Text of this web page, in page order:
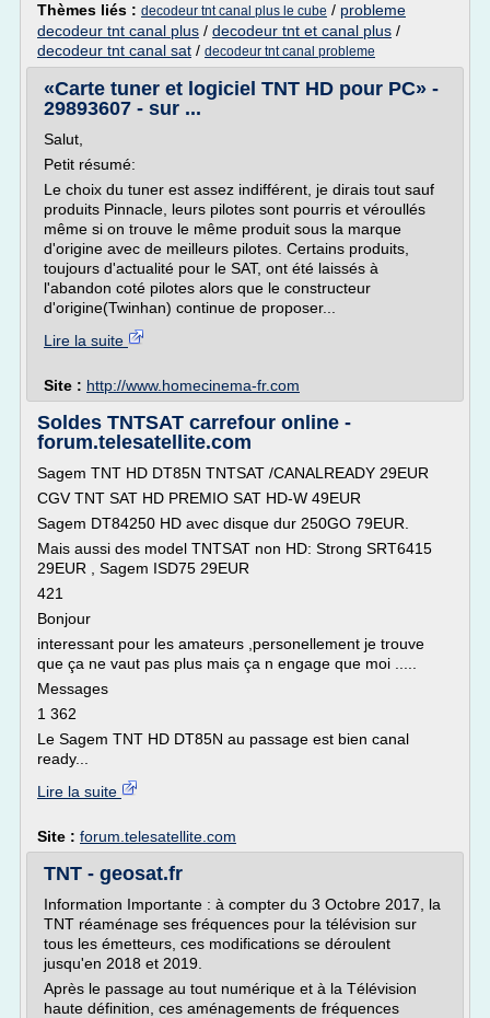
Thèmes liés : decodeur tnt canal plus le cube / probleme
decodeur tnt canal plus / decodeur tnt et canal plus /
decodeur tnt canal sat / decodeur tnt canal probleme
«Carte tuner et logiciel TNT HD pour PC» -
29893607 - sur ...
Salut,
Petit résumé:
Le choix du tuner est assez indifférent, je dirais tout sauf
produits Pinnacle, leurs pilotes sont pourris et véroullés
même si on trouve le même produit sous la marque
d'origine avec de meilleurs pilotes. Certains produits,
toujours d'actualité pour le SAT, ont été laissés à
l'abandon coté pilotes alors que le constructeur
d'origine(Twinhan) continue de proposer...
Lire la suite
Site : http://www.homecinema-fr.com
Soldes TNTSAT carrefour online -
forum.telesatellite.com
Sagem TNT HD DT85N TNTSAT /CANALREADY 29EUR
CGV TNT SAT HD PREMIO SAT HD-W 49EUR
Sagem DT84250 HD avec disque dur 250GO 79EUR.
Mais aussi des model TNTSAT non HD: Strong SRT6415
29EUR , Sagem ISD75 29EUR
421
Bonjour
interessant pour les amateurs ,personellement je trouve
que ça ne vaut pas plus mais ça n engage que moi .....
Messages
1 362
Le Sagem TNT HD DT85N au passage est bien canal
ready...
Lire la suite
Site : forum.telesatellite.com
TNT - geosat.fr
Information Importante : à compter du 3 Octobre 2017, la
TNT réaménage ses fréquences pour la télévision sur
tous les émetteurs, ces modifications se déroulent
jusqu'en 2018 et 2019.
Après le passage au tout numérique et à la Télévision
haute définition, ces aménagements de fréquences